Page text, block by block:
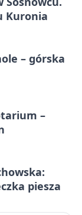
Kuronia
– górska
–
piesza